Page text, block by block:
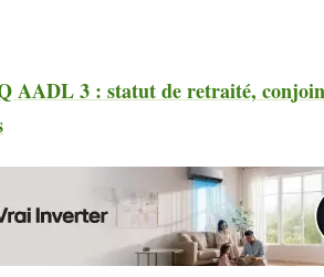
AADL 3 : statut de retraité,